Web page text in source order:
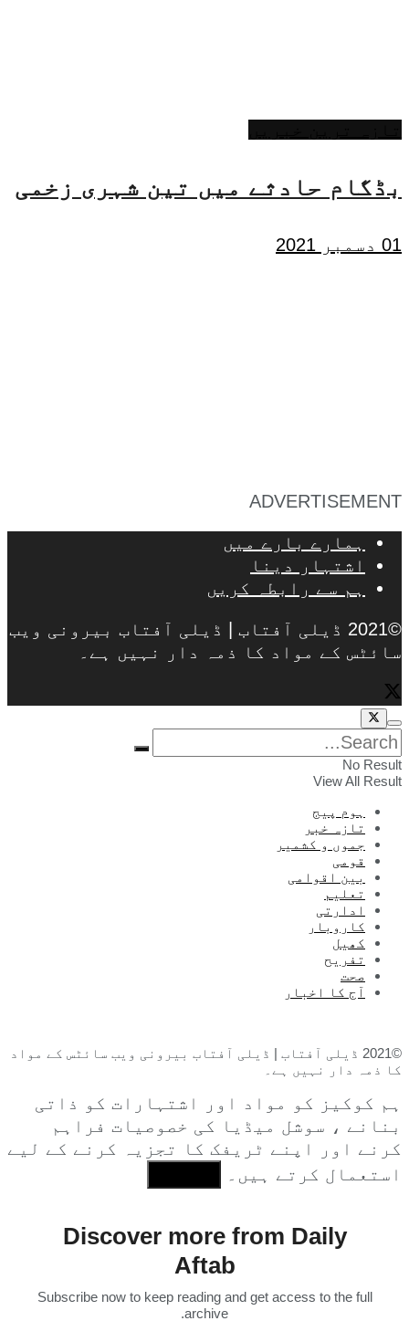
بڈگام حادثے میں تین شہری زخمی
01 دسمبر 2021
ADVERTISEMENT
ہمارے بارے میں
اشتہار دینا
ہم سے رابطہ کریں
©2021 ڈیلی آفتاب | ڈیلی آفتاب بیرونی ویب
سائٹس کے مواد کا ذمہ دار نہیں ہے۔
No Result
View All Result
ہوم پیج
تازہ خبر
جموں و کشمیر
قومی
بین اقوامی
تعلیم
ادارتی
کاروبار
کھیل
تفریح
صحت
آج کا اخبار
©2021 ڈیلی آفتاب | ڈیلی آفتاب بیرونی ویب سائٹس کے مواد
کا ذمہ دار نہیں ہے۔
ہم کوکیز کو مواد اور اشتہارات کو ذاتی
بنانے ، سوشل میڈیا کی خصوصیات فراہم
کرنے اور اپنے ٹریفک کا تجزیہ کرنے کے لیے
استعمال کرتے ہیں۔
Discover more from Daily
Aftab
Subscribe now to keep reading and get access to the full
archive.